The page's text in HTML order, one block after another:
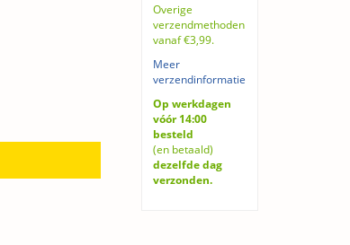
Overige
verzendmethoden
vanaf €3,99.
Meer
verzendinformatie
Op werkdagen
vóór 14:00
besteld
(en betaald)
dezelfde dag
verzonden.